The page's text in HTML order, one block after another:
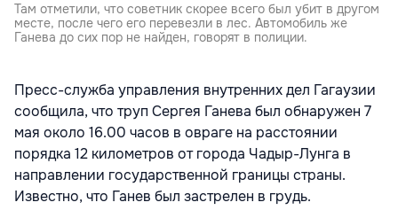
Там отметили, что советник скорее всего был убит в другом
месте, после чего его перевезли в лес. Автомобиль же
Ганева до сих пор не найден, говорят в полиции.
Пресс-служба управления внутренних дел Гагаузии
сообщила, что труп Сергея Ганева был обнаружен 7
мая около 16.00 часов в овраге на расстоянии
порядка 12 километров от города Чадыр-Лунга в
направлении государственной границы страны.
Известно, что Ганев был застрелен в грудь.